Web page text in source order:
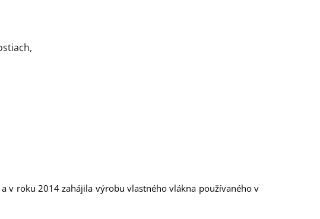
v roku 2014 zahájila výrobu vlastného vlákna používaného v